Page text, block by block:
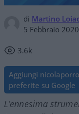
di Martino
5 Febbraio
3.6k
Aggiungi
preferite su Google
L’ennesima